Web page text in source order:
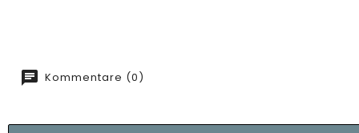
Kommentare (0)